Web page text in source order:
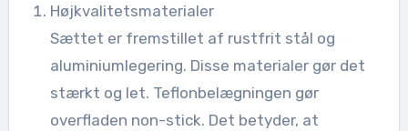
Højkvalitetsmaterialer
Sættet er fremstillet af rustfrit stål og
aluminiumlegering. Disse materialer gør det
stærkt og let. Teflonbelægningen gør
overfladen non-stick. Det betyder, at